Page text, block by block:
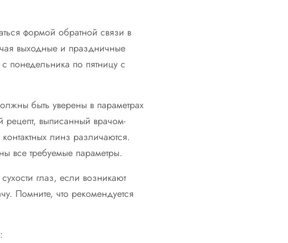
формой обратной связи в
выходные и праздничные
понедельника по пятницу с
быть уверены в параметрах
выписанный врачом-
линз различаются.
все требуемые параметры.
глаз, если возникают
Помните, что рекомендуется